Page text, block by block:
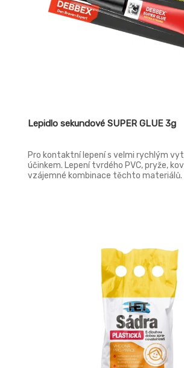
Lepidlo sekundové SUPER GLUE 3g
Pro kontaktní lepení s velmi rychlým
účinkem. Lepení tvrdého PVC, pryže,
vzájemné kombinace těchto materiálů.